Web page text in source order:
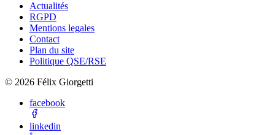
Actualités
RGPD
Mentions legales
Contact
Plan du site
Politique QSE/RSE
© 2026 Félix Giorgetti
facebook
linkedin